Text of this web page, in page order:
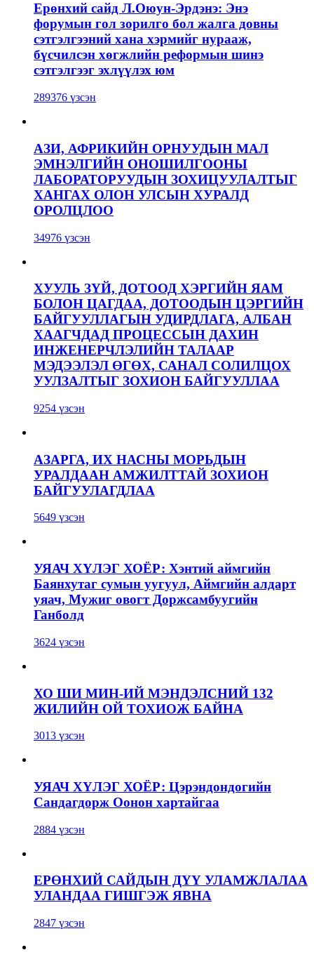
Ерөнхий сайд Л.Оюун-Эрдэнэ: Энэ
форумын гол зорилго бол жалга довны
сэтгэлгээний хана хэрмийг нурааж,
бүсчилсэн хөгжлийн реформын шинэ
сэтгэлгээг эхлүүлэх юм
289376 үзсэн
АЗИ, АФРИКИЙН ОРНУУДЫН МАЛ
ЭМНЭЛГИЙН ОНОШИЛГООНЫ
ЛАБОРАТОРУУДЫН ЗОХИЦУУЛАЛТЫГ
ХАНГАХ ОЛОН УЛСЫН ХУРАЛД
ОРОЛЦЛОО
34976 үзсэн
ХУУЛЬ ЗҮЙ, ДОТООД ХЭРГИЙН ЯАМ
БОЛОН ЦАГДАА, ДОТООДЫН ЦЭРГИЙН
БАЙГУУЛЛАГЫН УДИРДЛАГА, АЛБАН
ХААГЧДАД ПРОЦЕССЫН ДАХИН
ИНЖЕНЕРЧЛЭЛИЙН ТАЛААР
МЭДЭЭЛЭЛ ӨГӨХ, САНАЛ СОЛИЛЦОХ
УУЛЗАЛТЫГ ЗОХИОН БАЙГУУЛЛАА
9254 үзсэн
АЗАРГА, ИХ НАСНЫ МОРЬДЫН
УРАЛДААН АМЖИЛТТАЙ ЗОХИОН
БАЙГУУЛАГДЛАА
5649 үзсэн
УЯАЧ ХҮЛЭГ ХОЁР: Хэнтий аймгийн
Баянхутаг сумын уугуул, Аймгийн алдарт
уяач, Мужиг овогт Доржсамбуугийн
Ганболд
3624 үзсэн
ХО ШИ МИН-ИЙ МЭНДЭЛСНИЙ 132
ЖИЛИЙН ОЙ ТОХИОЖ БАЙНА
3013 үзсэн
УЯАЧ ХҮЛЭГ ХОЁР: Цэрэндондогийн
Сандагдорж Оонон хартайгаа
2884 үзсэн
ЕРӨНХИЙ САЙДЫН ДҮҮ УЛАМЖЛАЛАА
УЛАНДАА ГИШГЭЖ ЯВНА
2847 үзсэн